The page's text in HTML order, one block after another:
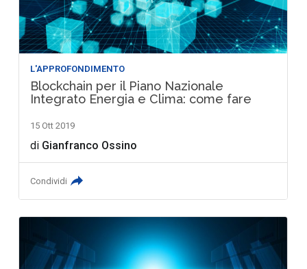
L'APPROFONDIMENTO
Blockchain per il Piano Nazionale
Integrato Energia e Clima: come fare
15 Ott 2019
di Gianfranco Ossino
Condividi